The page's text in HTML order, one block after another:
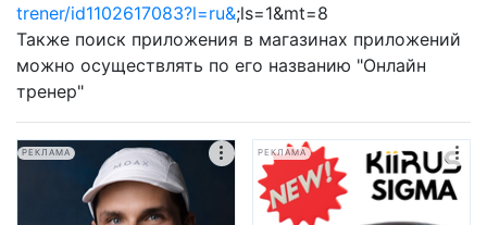
trener/id1102617083?l=ru&;ls=1&mt=8
Также поиск приложения в магазинах приложений
можно осуществлять по его названию "Онлайн
тренер"
РЕКЛАМА РЕКЛАМА